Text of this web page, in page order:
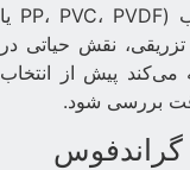
شدت خورنده‌اند و انتخاب جنس هد مناسب (PP، PVC، PVDF یا
نقش حیاتی در
می‌کند پیش از انتخاب
بررسی شود.